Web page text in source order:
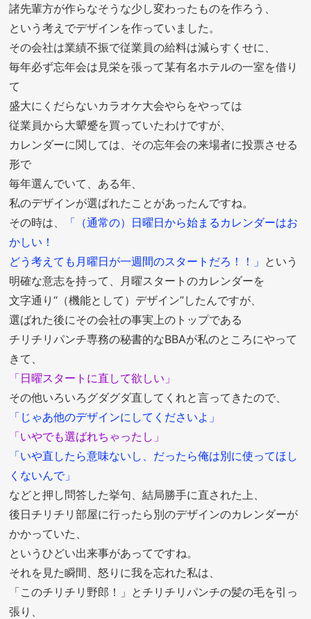
諸先輩方が作らなそうな少し変わったものを作ろう、
という考えでデザインを作っていました。
その会社は業績不振で従業員の給料は減らすくせに、
毎年必ず忘年会は見栄を張って某有名ホテルの一室を借り
て
盛大にくだらないカラオケ大会やらをやっては
従業員から大顰蹙を買っていたわけですが、
カレンダーに関しては、その忘年会の来場者に投票させる
形で
毎年選んでいて、ある年、
私のデザインが選ばれたことがあったんですね。
その時は、
「（通常の）日曜日から始まるカレンダーはお
かしい！
どう考えても月曜日が一週間のスタートだろ！！」 という
明確な意志を持って、月曜スタートのカレンダーを
文字通り“（機能として）デザイン”したんですが、
選ばれた後にその会社の事実上のトップである
チリチリパンチ専務の秘書的なBBAが私のところにやって
きて、
「日曜スタートに直して欲しい」
その他いろいろグダグダ直してくれと言ってきたので、
「じゃあ他のデザインにしてくださいよ」
「いやでも選ばれちゃったし」
「いや直したら意味ないし、だったら俺は別に使ってほし
くないんで」
などと押し問答した挙句、結局勝手に直された上、
後日チリチリ部屋に行ったら別のデザインのカレンダーが
かかっていた、
というひどい出来事があってですね。
それを見た瞬間、怒りに我を忘れた私は、
「このチリチリ野郎！」とチリチリパンチの髪の毛を引っ
張り、